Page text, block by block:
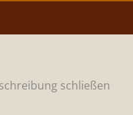
schließen